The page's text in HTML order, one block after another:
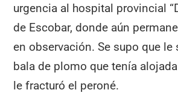
urgencia al hospital provincial
de Escobar, donde aún
en observación. Se supo que le
bala de plomo que tenía
le fracturó el peroné.